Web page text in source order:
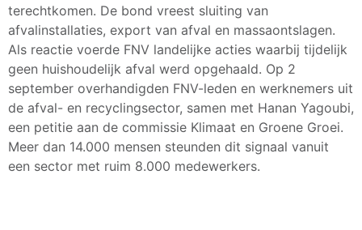
terechtkomen. De bond vreest sluiting van
afvalinstallaties, export van afval en massaontslagen.
Als reactie voerde FNV landelijke acties waarbij tijdelijk
geen huishoudelijk afval werd opgehaald. Op 2
september overhandigden FNV-leden en werknemers uit
de afval- en recyclingsector, samen met Hanan Yagoubi,
een petitie aan de commissie Klimaat en Groene Groei.
Meer dan 14.000 mensen steunden dit signaal vanuit
een sector met ruim 8.000 medewerkers.